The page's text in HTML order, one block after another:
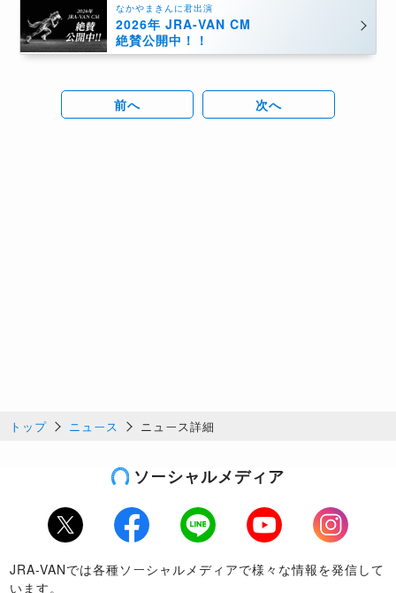
なかやまきんに君出演
2026年 JRA-VAN CM
絶賛公開中！！
前へ 次へ
トップ ニュース ニュース詳細
ソーシャルメディア
Twitter Facebook LINE Youtube
Instagram
JRA-VANでは各種ソーシャルメディアで様々な情報を発信して
います。